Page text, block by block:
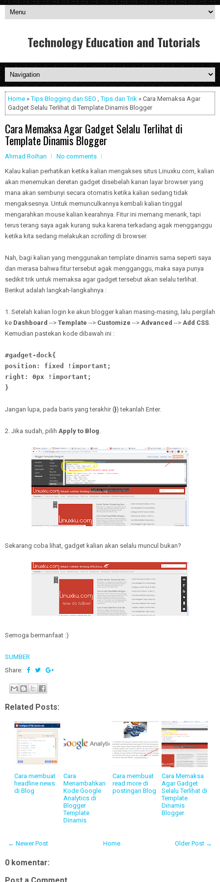
Technology Education and Tutorials
Home »Tips Blogging dan SEO ,Tips dan Trik » Cara Memaksa Agar
Gadget Selalu Terlihat di Template Dinamis Blogger
Cara Memaksa Agar Gadget Selalu Terlihat di
Template Dinamis Blogger
Ahmad Roihan
No comments
Kalau kalian perhatikan ketika kalian mengakses situs Linuxku.com, kalian
akan menemukan deretan gadget disebelah kanan layar browser yang
mana akan sembunyi secara otomatis ketika kalian sedang tidak
mengaksesnya. Untuk memunculkannya kembali kalian tinggal
mengarahkan mouse kalian kearahnya. Fitur ini memang menarik, tapi
terus terang saya agak kurang suka karena terkadang agak mengganggu
ketika kita sedang melakukan scrolling di browser.
Nah, bagi kalian yang menggunakan template dinamis sama seperti saya
dan merasa bahwa fitur tersebut agak mengganggu, maka saya punya
sedikit trik untuk memaksa agar gadget tersebut akan selalu terlihat.
Berikut adalah langkah-langkahnya :
1. Setelah kalian login ke akun blogger kalian masing-masing, lalu pergilah
ke Dashboard --> Template --> Customize --> Advanced --> Add CSS
Kemudian pastekan kode dibawah ini :
#gadget-dock{
position: fixed !important;
right: 0px !important;
}
Jangan lupa, pada baris yang terakhir (}) tekanlah Enter.
2. Jika sudah, pilih Apply to Blog
Sekarang coba lihat, gadget kalian akan selalu muncul bukan?
Semoga bermanfaat :)
SUMBER
Share:
Related Posts:
Cara membuat
headline news
di Blog
Cara
Menambahkan
Kode Google
Analytics di
Blogger
Template
Dinamis
Cara membuat
read more di
postingan Blog
Cara Memaksa
Agar Gadget
Selalu Terlihat di
Template
Dinamis
Blogger
← Newer Post Older Post →
Home
0 komentar: